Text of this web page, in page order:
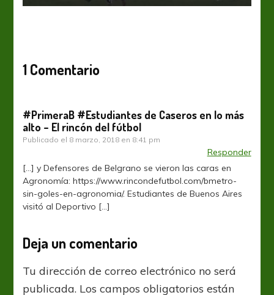
1 Comentario
#PrimeraB #Estudiantes de Caseros en lo más
alto – El rincón del fútbol
Publicado el 8 marzo, 2018 en 8:41 pm
Responder
[…] y Defensores de Belgrano se vieron las caras en
Agronomía: https://www.rincondefutbol.com/bmetro-
sin-goles-en-agronomia/. Estudiantes de Buenos Aires
visitó al Deportivo […]
Deja un comentario
Tu dirección de correo electrónico no será
publicada. Los campos obligatorios están